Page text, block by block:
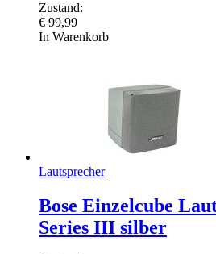
Zustand:
€ 99,99
In Warenkorb
Lautsprecher
Bose Einzelcube
Series III silber